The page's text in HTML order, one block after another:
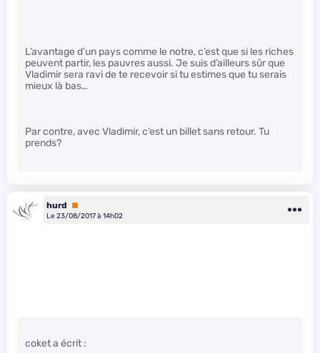
L’avantage d’un pays comme le notre, c’est que si les riches
peuvent partir, les pauvres aussi. Je suis d’ailleurs sûr que
Vladimir sera ravi de te recevoir si tu estimes que tu serais
mieux là bas…
Par contre, avec Vladimir, c’est un billet sans retour. Tu
prends?
hurd
Premium
Le 23/08/2017 à 14h02
coket a écrit :